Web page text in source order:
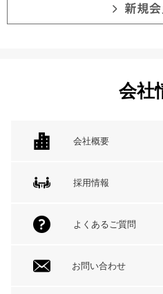
会社
会社概要
採用情報
よくあるご質問
お問い合わせ